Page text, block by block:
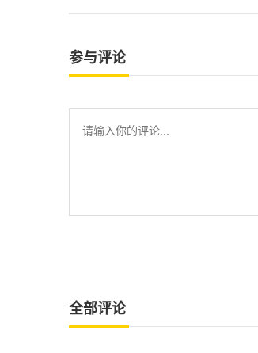
参与评论
全部评论